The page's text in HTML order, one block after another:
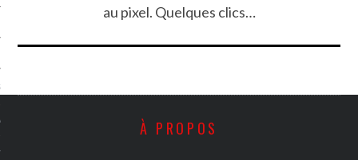
au pixel. Quelques clics…
À PROPOS